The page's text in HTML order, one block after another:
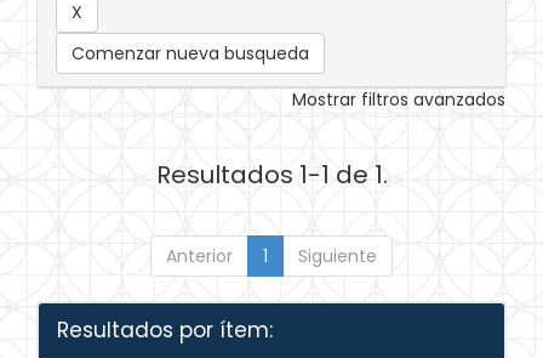
Comenzar nueva busqueda
Mostrar filtros avanzados
Resultados 1-1 de 1.
Anterior 1 Siguiente
Resultados por ítem: